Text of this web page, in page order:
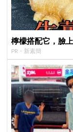
檸檬搭配它，臉
PR・新素簡